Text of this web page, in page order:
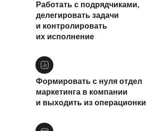
Формировать с нуля отдел
маркетинга в компании
и выходить из операционки
Работать с подрядчиками,
делегировать задачи
и контролировать
их исполнение